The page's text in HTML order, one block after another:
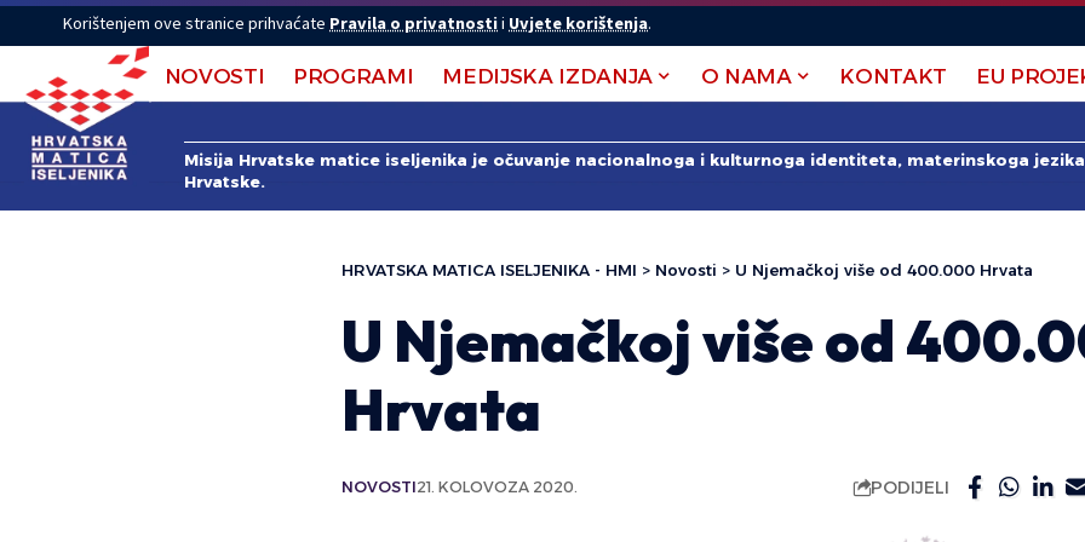
Korištenjem ove stranice prihvaćate Pravila o privatnostii Uvjete korištenja.
NOVOSTI PROGRAMI MEDIJSKA IZDANJA O NAMA KONTAKT EU
Misija Hrvatske matice iseljenika je očuvanje nacionalnoga i kulturnoga identiteta, materinskoga
Hrvatske.
HRVATSKA MATICA ISELJENIKA - HMI > Novosti > U Njemačkoj više od 400.000 Hrvata
U Njemačkoj više od
Hrvata
NOVOSTI21. KOLOVOZA 2020. PODIJELI